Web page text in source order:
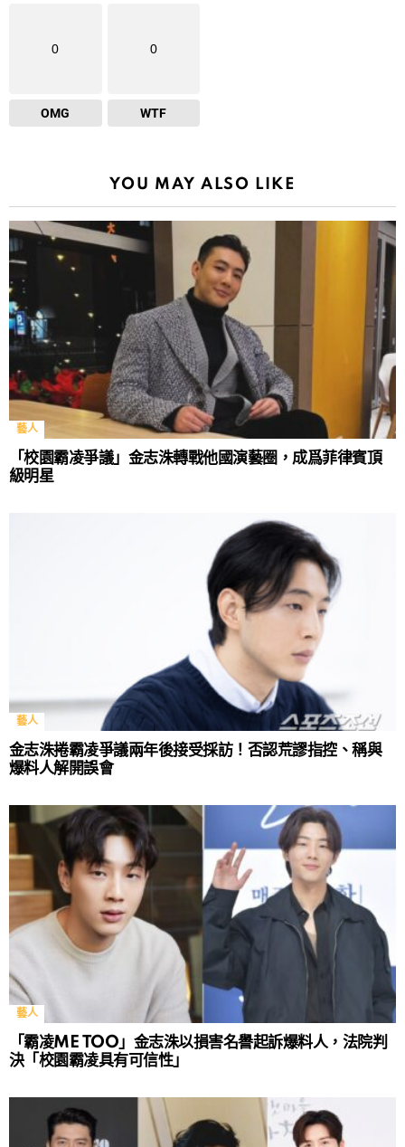
0
OMG
0
WTF
YOU MAY ALSO LIKE
藝人
「校園霸凌爭議」金志洙轉戰他國演藝圈，成爲菲律賓頂
級明星
藝人
金志洙捲霸凌爭議兩年後接受採訪！否認荒謬指控、稱與
爆料人解開誤會
藝人
「霸凌ME TOO」金志洙以損害名譽起訴爆料人，法院判
決「校園霸凌具有可信性」